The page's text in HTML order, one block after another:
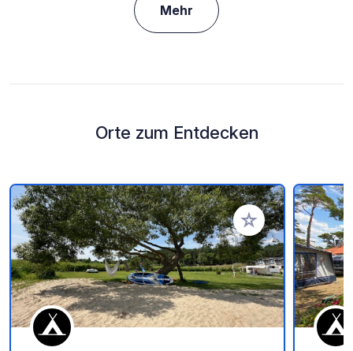
Mehr
Orte zum Entdecken
Zu Ihren Favoriten